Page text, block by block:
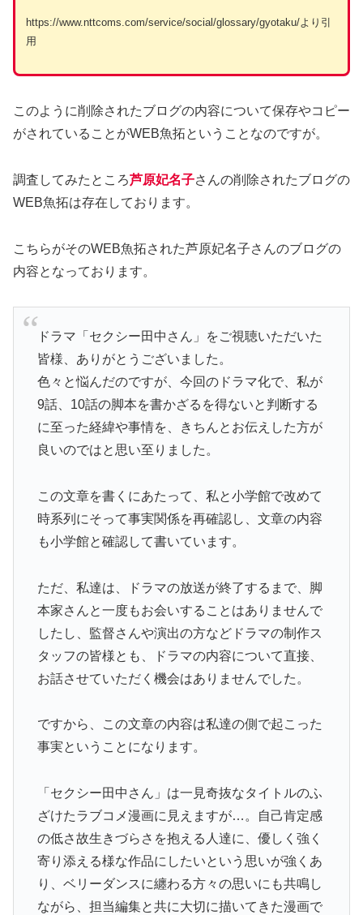
https://www.nttcoms.com/service/social/glossary/gyotaku/より引
用
このように削除されたブログの内容について保存やコピー
がされていることがWEB魚拓ということなのですが。
調査してみたところ芦原妃名子さんの削除されたブログの
WEB魚拓は存在しております。
こちらがそのWEB魚拓された芦原妃名子さんのブログの
内容となっております。
ドラマ「セクシー田中さん」をご視聴いただいた
皆様、ありがとうございました。
色々と悩んだのですが、今回のドラマ化で、私が
9話、10話の脚本を書かざるを得ないと判断する
に至った経緯や事情を、きちんとお伝えした方が
良いのではと思い至りました。
この文章を書くにあたって、私と小学館で改めて
時系列にそって事実関係を再確認し、文章の内容
も小学館と確認して書いています。
ただ、私達は、ドラマの放送が終了するまで、脚
本家さんと一度もお会いすることはありませんで
したし、監督さんや演出の方などドラマの制作ス
タッフの皆様とも、ドラマの内容について直接、
お話させていただく機会はありませんでした。
ですから、この文章の内容は私達の側で起こった
事実ということになります。
「セクシー田中さん」は一見奇抜なタイトルのふ
ざけたラブコメ漫画に見えますが…。自己肯定感
の低さ故生きづらさを抱える人達に、優しく強く
寄り添える様な作品にしたいという思いが強くあ
り、ベリーダンスに纏わる方々の思いにも共鳴し
ながら、担当編集と共に大切に描いてきた漫画で